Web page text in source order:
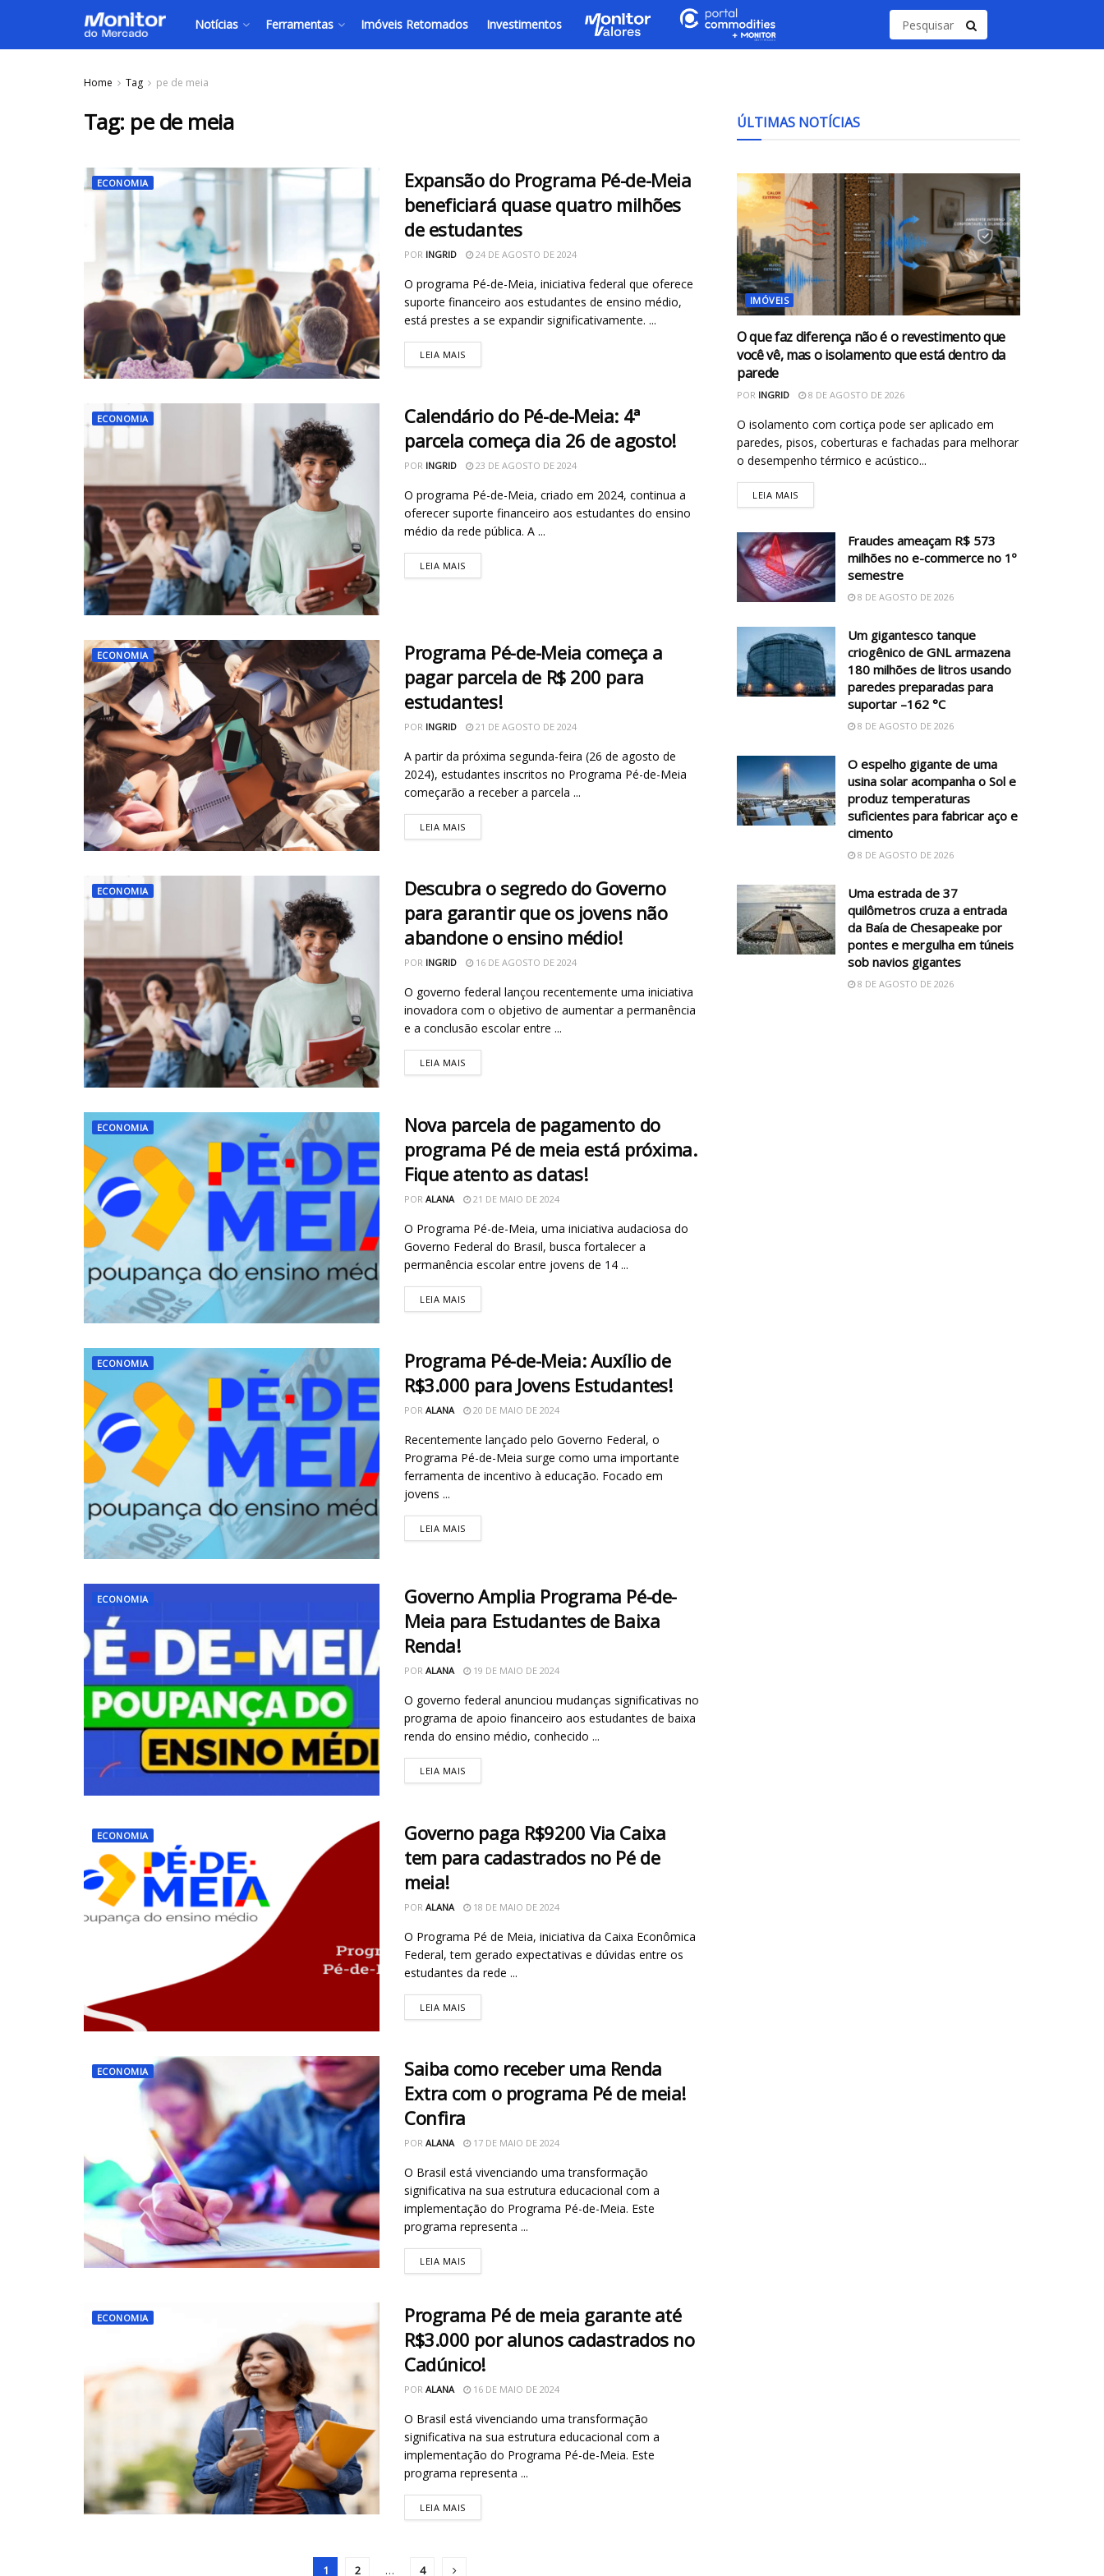
Notícias Ferramentas Imóveis Retomados Investimentos
Home Tag pe de meia
Tag: pe de meia
ECONOMIA
Expansão do Programa Pé-de-Meia
beneficiará quase quatro milhões
de estudantes
POR INGRID 24 DE AGOSTO DE 2024
O programa Pé-de-Meia, iniciativa federal que oferece
suporte financeiro aos estudantes de ensino médio,
está prestes a se expandir significativamente. ...
LEIA MAIS
ECONOMIA
Calendário do Pé-de-Meia: 4ª
parcela começa dia 26 de agosto!
POR INGRID 23 DE AGOSTO DE 2024
O programa Pé-de-Meia, criado em 2024, continua a
oferecer suporte financeiro aos estudantes do ensino
médio da rede pública. A ...
LEIA MAIS
ECONOMIA
Programa Pé-de-Meia começa a
pagar parcela de R$ 200 para
estudantes!
POR INGRID 21 DE AGOSTO DE 2024
A partir da próxima segunda-feira (26 de agosto de
2024), estudantes inscritos no Programa Pé-de-Meia
começarão a receber a parcela ...
LEIA MAIS
ECONOMIA
Descubra o segredo do Governo
para garantir que os jovens não
abandone o ensino médio!
POR INGRID 16 DE AGOSTO DE 2024
O governo federal lançou recentemente uma iniciativa
inovadora com o objetivo de aumentar a permanência
e a conclusão escolar entre ...
LEIA MAIS
ECONOMIA
Nova parcela de pagamento do
programa Pé de meia está próxima.
Fique atento as datas!
POR ALANA 21 DE MAIO DE 2024
O Programa Pé-de-Meia, uma iniciativa audaciosa do
Governo Federal do Brasil, busca fortalecer a
permanência escolar entre jovens de 14 ...
LEIA MAIS
ECONOMIA
Programa Pé-de-Meia: Auxílio de
R$3.000 para Jovens Estudantes!
POR ALANA 20 DE MAIO DE 2024
Recentemente lançado pelo Governo Federal, o
Programa Pé-de-Meia surge como uma importante
ferramenta de incentivo à educação. Focado em
jovens ...
LEIA MAIS
ECONOMIA
Governo Amplia Programa Pé-de-
Meia para Estudantes de Baixa
Renda!
POR ALANA 19 DE MAIO DE 2024
O governo federal anunciou mudanças significativas no
programa de apoio financeiro aos estudantes de baixa
renda do ensino médio, conhecido ...
LEIA MAIS
ECONOMIA
Governo paga R$9200 Via Caixa
tem para cadastrados no Pé de
meia!
POR ALANA 18 DE MAIO DE 2024
O Programa Pé de Meia, iniciativa da Caixa Econômica
Federal, tem gerado expectativas e dúvidas entre os
estudantes da rede ...
LEIA MAIS
ECONOMIA
Saiba como receber uma Renda
Extra com o programa Pé de meia!
Confira
POR ALANA 17 DE MAIO DE 2024
O Brasil está vivenciando uma transformação
significativa na sua estrutura educacional com a
implementação do Programa Pé-de-Meia. Este
programa representa ...
LEIA MAIS
ECONOMIA
Programa Pé de meia garante até
R$3.000 por alunos cadastrados no
Cadúnico!
POR ALANA 16 DE MAIO DE 2024
O Brasil está vivenciando uma transformação
significativa na sua estrutura educacional com a
implementação do Programa Pé-de-Meia. Este
programa representa ...
LEIA MAIS
1 2 … 4
ÚLTIMAS NOTÍCIAS
IMÓVEIS
O que faz diferença não é o revestimento que
você vê, mas o isolamento que está dentro da
parede
POR INGRID 8 DE AGOSTO DE 2026
O isolamento com cortiça pode ser aplicado em
paredes, pisos, coberturas e fachadas para melhorar
o desempenho térmico e acústico...
LEIA MAIS
Fraudes ameaçam R$ 573
milhões no e-commerce no 1º
semestre
8 DE AGOSTO DE 2026
Um gigantesco tanque
criogênico de GNL armazena
180 milhões de litros usando
paredes preparadas para
suportar –162 °C
8 DE AGOSTO DE 2026
O espelho gigante de uma
usina solar acompanha o Sol e
produz temperaturas
suficientes para fabricar aço e
cimento
8 DE AGOSTO DE 2026
Uma estrada de 37
quilômetros cruza a entrada
da Baía de Chesapeake por
pontes e mergulha em túneis
sob navios gigantes
8 DE AGOSTO DE 2026